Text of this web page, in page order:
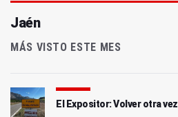
Jaén
MÁS VISTO ESTE MES
El Expositor: Volver otra vez